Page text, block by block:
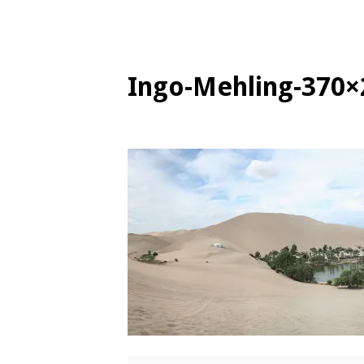
Ingo-Mehling-